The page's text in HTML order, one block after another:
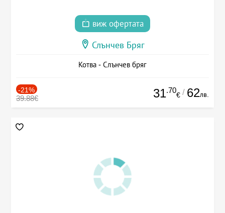
виж офертата
Слънчев Бряг
Котва - Слънчев бряг
-21%
39.88€ 31.70
€ / 62лв.